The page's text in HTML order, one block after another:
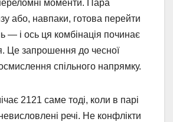
моменти. Пара
або, навпаки, готова перейти
— і ось ця комбінація починає
Це запрошення до чесної
спільного напрямку.
2121 саме тоді, коли в парі
речі. Не конфлікти